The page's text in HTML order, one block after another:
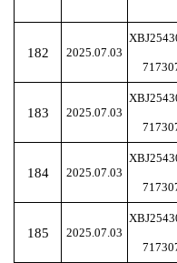
182 2025.07.03
183 2025.07.03
184 2025.07.03
185 2025.07.03